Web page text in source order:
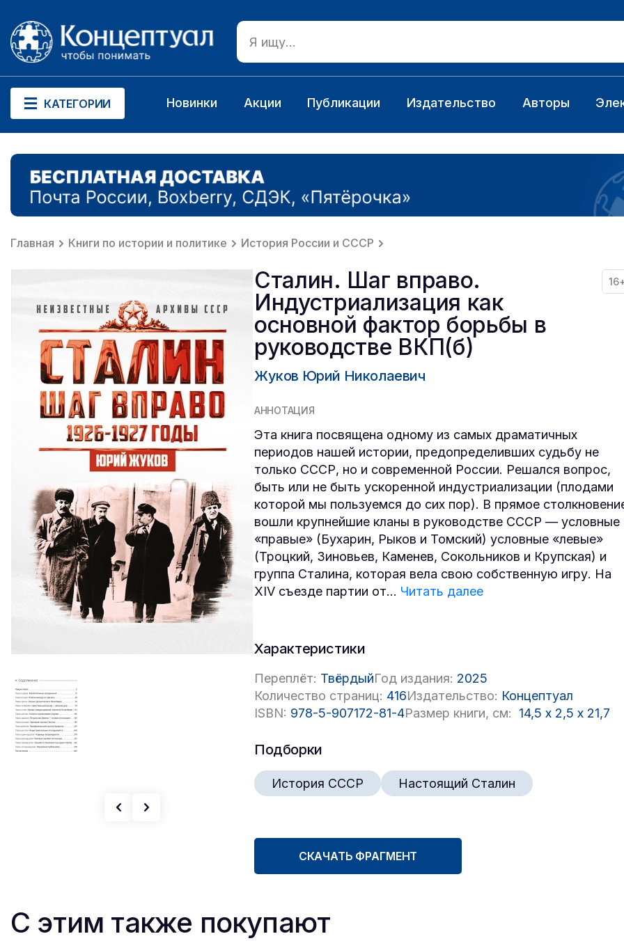
КАТЕГОРИИ Новинки Акции Публикации Издательство Авторы
Главная Книги по истории и политике История России и СССР
Сталин. Шаг вправо.
Индустриализация как
основной фактор борьбы в
руководстве ВКП(б)
Жуков Юрий Николаевич
АННОТАЦИЯ
Эта книга посвящена одному из самых драматичных
периодов нашей истории, предопределивших судьбу не
только СССР, но и современной России. Решался вопрос,
быть или не быть ускоренной индустриализации (плодами
которой мы пользуемся до сих пор). В прямое
вошли крупнейшие кланы в руководстве СССР — условные
«правые» (Бухарин, Рыков и Томский) условные «левые»
(Троцкий, Зиновьев, Каменев, Сокольников и Крупская) и
группа Сталина, которая вела свою собственную игру. На
XIV съезде партии от... Читать далее
Характеристики
Переплёт: ТвёрдыйГод издания: 2025
Количество страниц: 416Издательство: Концептуал
ISBN: 978-5-907172-81-4Размер книги, см: 14,5 x 2,5 x 21,7
Подборки
История СССР Настоящий Сталин
СКАЧАТЬ ФРАГМЕНТ
С этим также покупают